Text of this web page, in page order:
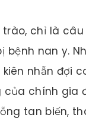
chỉ là
bệnh nan y.
nhẫn đợi
chính gia
tan biến,